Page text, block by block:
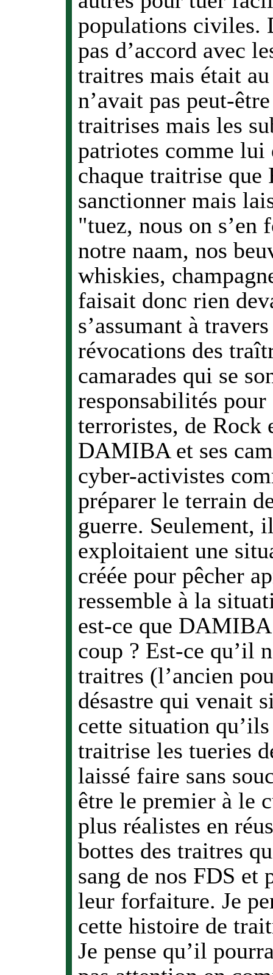
populations civiles.
pas d’accord avec
traitres mais était
n’avait pas peut-
traitrises mais les
patriotes comme lui
chaque traitrise que
sanctionner mais
"tuez, nous on s’en
notre naam, nos
whiskies,
faisait donc rien
s’assumant à
révocations des
camarades qui se
responsabilités
terroristes, de Rock
DAMIBA et ses
cyber-activistes
préparer le terrain
guerre. Seulement,
exploitaient une
créée pour pêcher
ressemble à la
est-ce que DAMIBA
coup ? Est-ce qu’il
traitres (l’ancien
désastre qui venait
cette situation
traitrise les tueries
laissé faire sans
être le premier à le
plus réalistes en
bottes des traitres
sang de nos FDS et
leur forfaiture. Je
cette histoire de
Je pense qu’il